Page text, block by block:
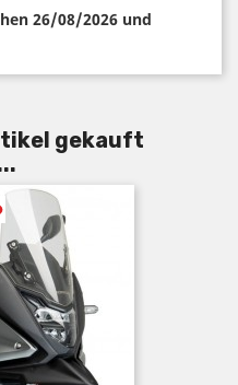
26/08/2026 und
gekauft